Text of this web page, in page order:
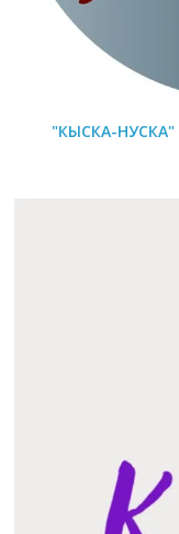
"КЫСКА-НУСКА"